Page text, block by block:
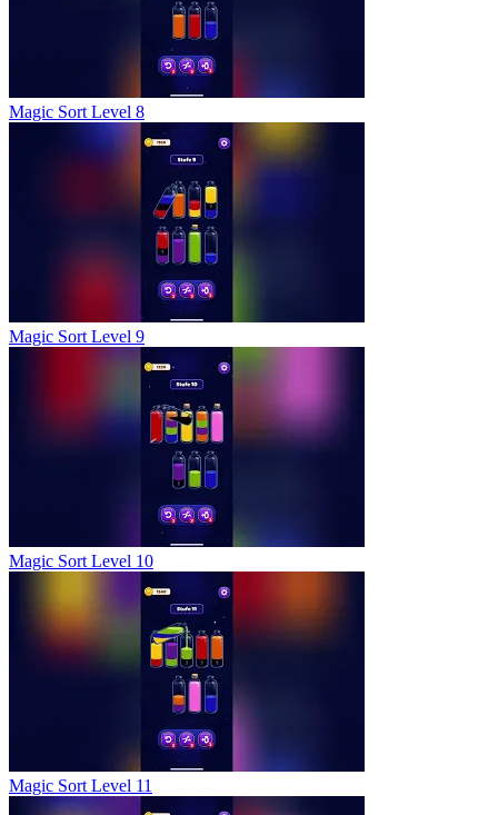
Magic Sort Level 8
Magic Sort Level 9
Magic Sort Level 10
Magic Sort Level 11